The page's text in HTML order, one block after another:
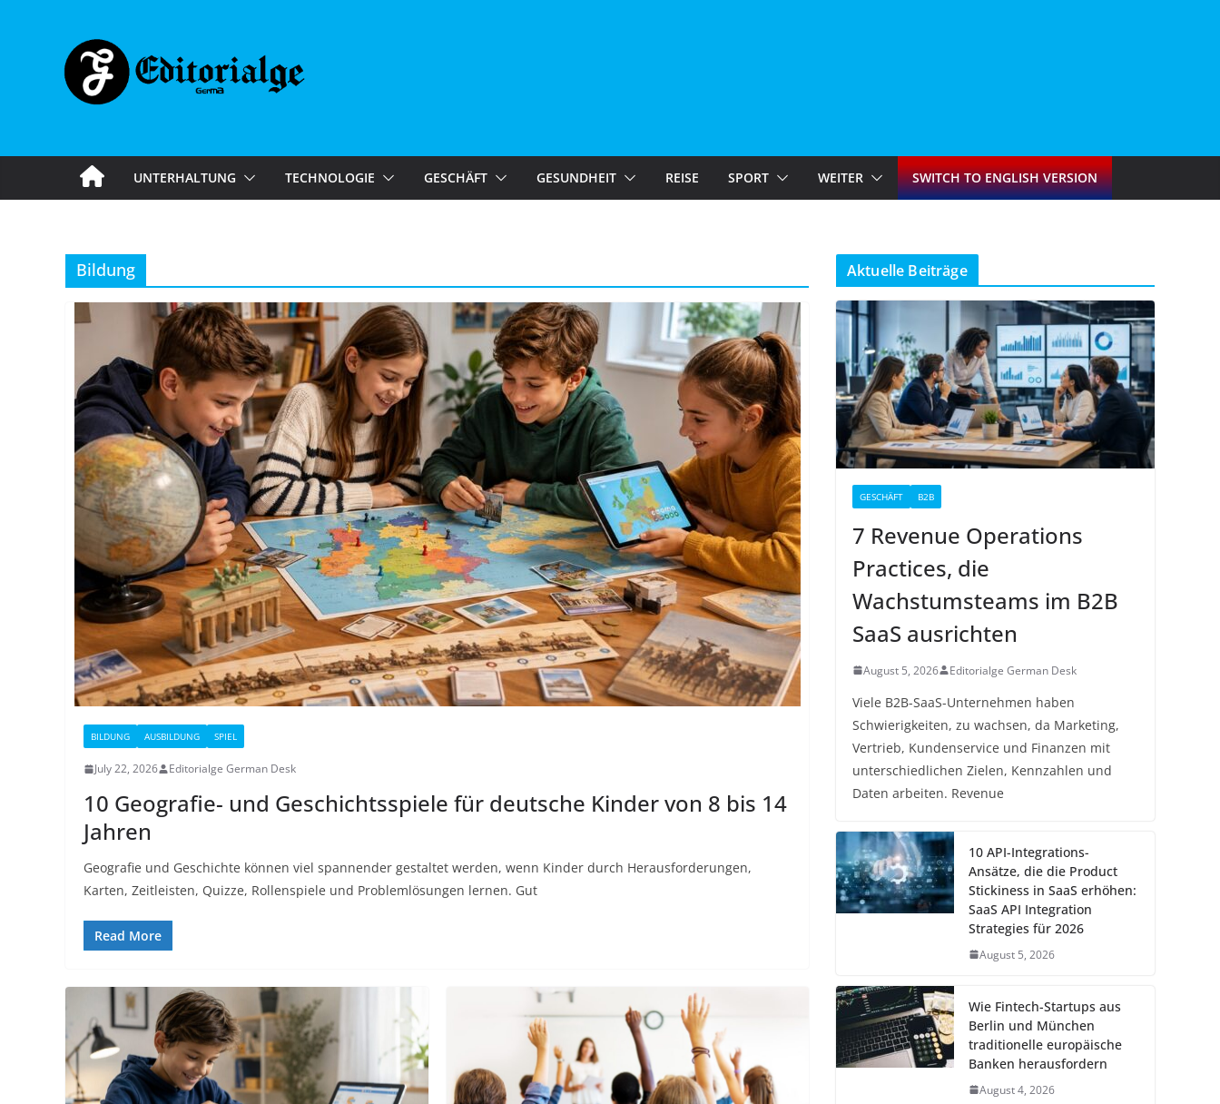
UNTERHALTUNG TECHNOLOGIE GESCHÄFT GESUNDHEIT REISE SPORT WEITER SWITCH TO ENGLISH VERSION
Bildung
BILDUNG AUSBILDUNG SPIEL
July 22, 2026 Editorialge German Desk
10 Geografie- und Geschichtsspiele für deutsche Kinder von 8 bis 14
Jahren
Geografie und Geschichte können viel spannender gestaltet werden, wenn Kinder durch Herausforderungen,
Karten, Zeitleisten, Quizze, Rollenspiele und Problemlösungen lernen. Gut
Read More
Aktuelle Beiträge
GESCHÄFT B2B
7 Revenue Operations
Practices, die
Wachstumsteams im B2B
SaaS ausrichten
August 5, 2026 Editorialge German Desk
Viele B2B-SaaS-Unternehmen haben
Schwierigkeiten, zu wachsen, da Marketing,
Vertrieb, Kundenservice und Finanzen mit
unterschiedlichen Zielen, Kennzahlen und
Daten arbeiten. Revenue
10 API-Integrations-
Ansätze, die die Product
Stickiness in SaaS erhöhen:
SaaS API Integration
Strategies für 2026
August 5, 2026
Wie Fintech-Startups aus
Berlin und München
traditionelle europäische
Banken herausfordern
August 4, 2026